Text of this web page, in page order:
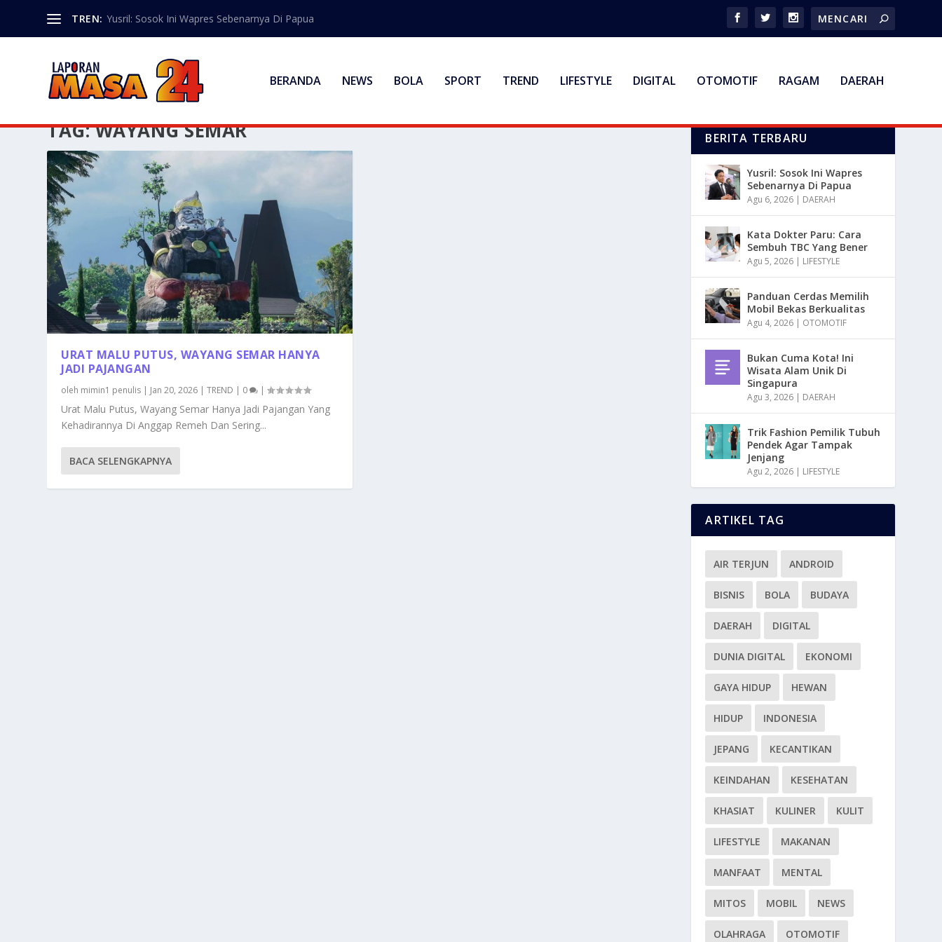
TREN: Yusril: Sosok Ini Wapres Sebenarnya Di Papua
BERANDA NEWS BOLA SPORT TREND LIFESTYLE DIGITAL OTOMOTIF RAGAM DAERAH
TAG:WAYANG SEMAR
URAT MALU PUTUS, WAYANG SEMAR HANYA
JADI PAJANGAN
oleh mimin1 penulis | Jan 20, 2026 |TREND | 0 |
Urat Malu Putus, Wayang Semar Hanya Jadi Pajangan Yang
Kehadirannya Di Anggap Remeh Dan Sering...
BACA SELENGKAPNYA
BERITA TERBARU
Yusril: Sosok Ini Wapres
Sebenarnya Di Papua
Agu 6, 2026 | DAERAH
Kata Dokter Paru: Cara
Sembuh TBC Yang Bener
Agu 5, 2026 | LIFESTYLE
Panduan Cerdas Memilih
Mobil Bekas Berkualitas
Agu 4, 2026 | OTOMOTIF
Bukan Cuma Kota! Ini
Wisata Alam Unik Di
Singapura
Agu 3, 2026 | DAERAH
Trik Fashion Pemilik Tubuh
Pendek Agar Tampak
Jenjang
Agu 2, 2026 | LIFESTYLE
ARTIKEL TAG
AIR TERJUN ANDROID
BISNIS BOLA BUDAYA
DAERAH DIGITAL
DUNIA DIGITAL EKONOMI
GAYA HIDUP HEWAN
HIDUP INDONESIA
JEPANG KECANTIKAN
KEINDAHAN KESEHATAN
KHASIAT KULINER KULIT
LIFESTYLE MAKANAN
MANFAAT MENTAL
MITOS MOBIL NEWS
OLAHRAGA OTOMOTIF